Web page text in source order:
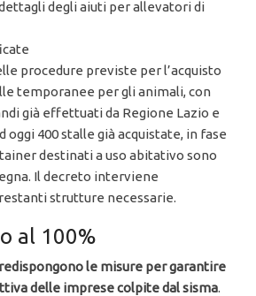
degli aiuti per allevatori di
procedure previste per l’acquisto
temporanee per gli animali, con
già effettuati da Regione Lazio e
oggi 400 stalle già acquistate, in fase
destinati a uso abitativo sono
Il decreto interviene
strutture necessarie.
al 100%
le misure per garantire
delle imprese colpite dal sisma.